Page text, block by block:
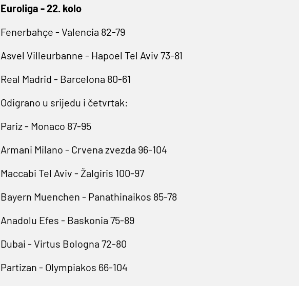
Euroliga - 22. kolo
Fenerbahçe - Valencia 82-79
Asvel Villeurbanne - Hapoel Tel Aviv 73-81
Real Madrid - Barcelona 80-61
Odigrano u srijedu i četvrtak:
Pariz - Monaco 87-95
Armani Milano - Crvena zvezda 96-104
Maccabi Tel Aviv - Žalgiris 100-97
Bayern Muenchen - Panathinaikos 85-78
Anadolu Efes - Baskonia 75-89
Dubai - Virtus Bologna 72-80
Partizan - Olympiakos 66-104